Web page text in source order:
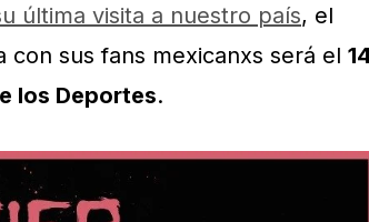
última visita a nuestro país, el
sus fans mexicanxs será el
los Deportes.